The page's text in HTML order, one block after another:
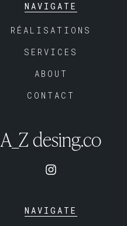
NAVIGATE
RÉALISATIONS
SERVICES
ABOUT
CONTACT
A_Z desing.co
NAVIGATE